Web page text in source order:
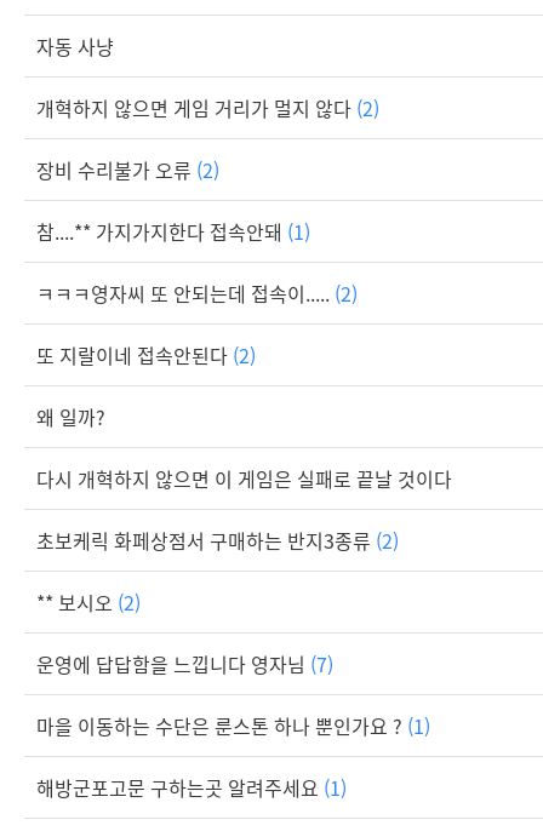
자동 사냥
개혁하지 않으면 게임 거리가 멀지 않다 (2)
장비 수리불가 오류 (2)
참....** 가지가지한다 접속안돼 (1)
ㅋㅋㅋ영자씨 또 안되는데 접속이..... (2)
또 지랄이네 접속안된다 (2)
왜 일까?
다시 개혁하지 않으면 이 게임은 실패로 끝날 것이다
초보케릭 화페상점서 구매하는 반지3종류 (2)
** 보시오 (2)
운영에 답답함을 느낍니다 영자님 (7)
마을 이동하는 수단은 룬스톤 하나 뿐인가요 ? (1)
해방군포고문 구하는곳 알려주세요 (1)